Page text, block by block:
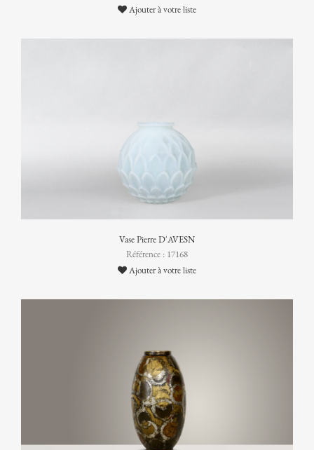
Ajouter à votre liste
Vase Pierre D'AVESN
Référence : 17168
Ajouter à votre liste